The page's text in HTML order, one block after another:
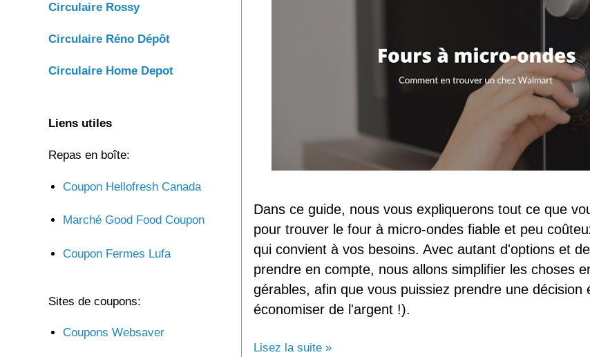
Dans ce guide, nous vous expliquerons tout ce que
pour trouver le four à micro-ondes fiable et peu
qui convient à vos besoins. Avec autant d'options et
prendre en compte, nous allons simplifier les choses
gérables, afin que vous puissiez prendre une décision
économiser de l'argent !).
Lisez la suite »
Circulaire Rossy
Circulaire Réno Dépôt
Circulaire Home Depot
Liens utiles
Repas en boîte:
Coupon Hellofresh Canada
Marché Good Food Coupon
Coupon Fermes Lufa
Sites de coupons:
Coupons Websaver